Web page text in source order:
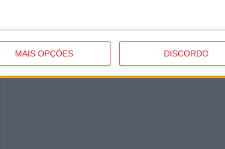
MAIS OPÇÕES DISCORDO
distrito do país com mais